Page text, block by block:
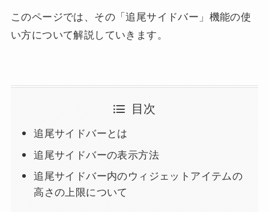
このページでは、その「追尾サイドバー」機能の使
い方について解説していきます。
目次
追尾サイドバーとは
追尾サイドバーの表示方法
追尾サイドバー内のウィジェットアイテムの
高さの上限について